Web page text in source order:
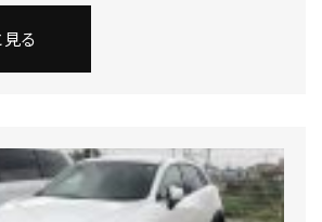
る